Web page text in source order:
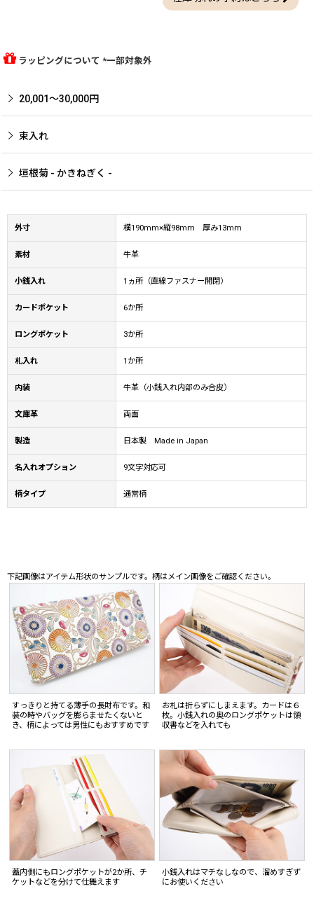
ラッピングについて *一部対象外
20,001〜30,000円
束入れ
垣根菊 - かきねぎく -
外寸 横190mm×縦98mm 厚み13mm
素材 牛革
小銭入れ 1ヵ所（直線ファスナー開閉）
カードポケット 6か所
ロングポケット 3か所
札入れ 1か所
内装 牛革（小銭入れ内部のみ合皮）
文庫革 両面
製造 日本製 Made in Japan
名入れオプション 9文字対応可
柄タイプ 通常柄
下記画像はアイテム形状のサンプルです。柄はメイン画像をご確認ください。
すっきりと持てる薄手の長財布です。和
装の時やバッグを膨らませたくないと
き、柄によっては男性にもおすすめです
お札は折らずにしまえます。カードは６
枚。小銭入れの奥のロングポケットは領
収書などを入れても
蓋内側にもロングポケットが2か所、チ
ケットなどを分けて仕舞えます
小銭入れはマチなしなので、溜めすぎず
にお使いください